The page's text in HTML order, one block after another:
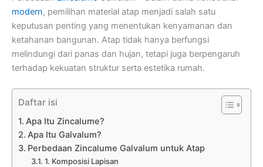
modern, pemilihan material atap menjadi salah satu
keputusan penting yang menentukan kenyamanan dan
ketahanan bangunan. Atap tidak hanya berfungsi
melindungi dari panas dan hujan, tetapi juga berpengaruh
terhadap kekuatan struktur serta estetika rumah.
Daftar isi
Apa Itu Zincalume?
Apa Itu Galvalum?
Perbedaan Zincalume Galvalum untuk Atap
1. Komposisi Lapisan